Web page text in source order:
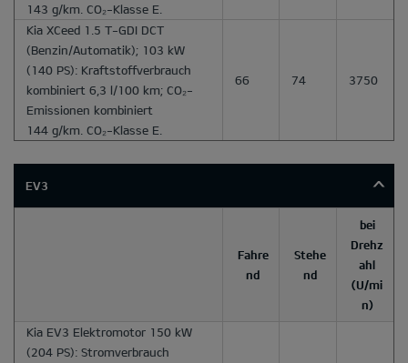
143 g/km. CO₂-Klasse E.
Kia XCeed 1.5 T-GDI DCT
(Benzin/Automatik); 103 kW
(140 PS): Kraftstoffverbrauch
kombiniert 6,3 l/100 km; CO₂-
Emissionen kombiniert
144 g/km. CO₂-Klasse E.
66 74 3750
EV3
Fahre
nd
Stehe
nd
bei
Drehz
ahl
(U/mi
n)
Kia EV3 Elektromotor 150 kW
(204 PS): Stromverbrauch